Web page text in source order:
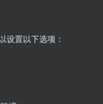
设置以下选项：